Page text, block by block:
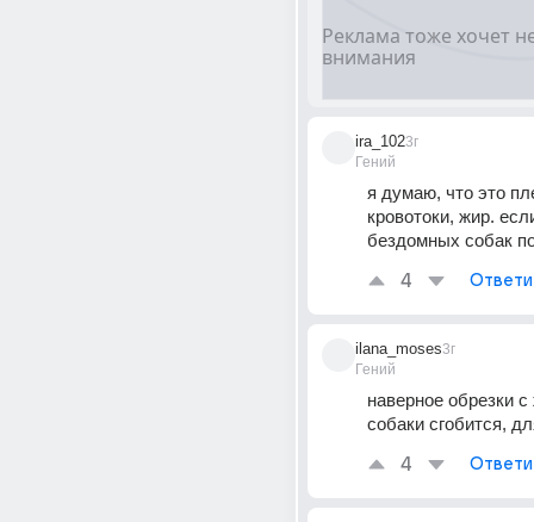
ira_102
Гений
3г
я думаю, что это
кровотоки, жир.
бездомных собак
4
ilana_moses
Гений
3г
наверное обрезки
собаки сгобится,
4